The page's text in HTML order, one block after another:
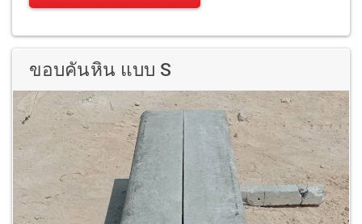
ขอบคันหิน แบบ S